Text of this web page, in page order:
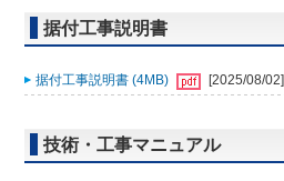
据付工事説明書
据付工事説明書 (4MB) [2025/08/02]
技術・工事マニュアル